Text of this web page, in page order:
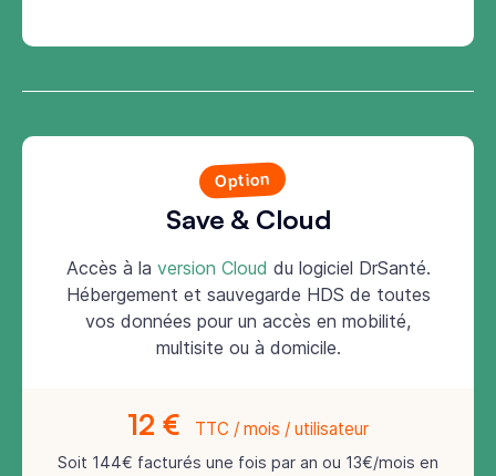
Option
Save & Cloud
Accès à la version Cloud du logiciel DrSanté.
Hébergement et sauvegarde HDS de toutes
vos données pour un accès en mobilité,
multisite ou à domicile.
12 € TTC / mois / utilisateur
Soit 144€ facturés une fois par an ou 13€/mois en